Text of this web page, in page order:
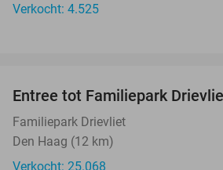
Verkocht: 4.525
Entree tot Familiepark
Familiepark Drievliet
Den Haag (12 km)
Verkocht: 25.068